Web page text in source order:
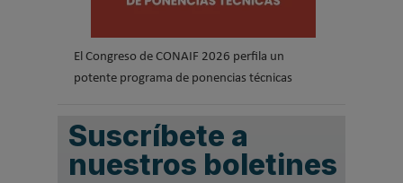
El Congreso de CONAIF 2026 perfila un
potente programa de ponencias técnicas
Suscríbete a
nuestros boletines